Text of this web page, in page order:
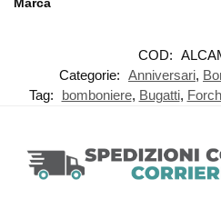
COD:
Categorie: Anniversari,
Tag:
bomboniere, Bugatti,